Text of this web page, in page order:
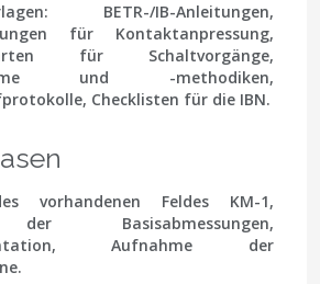
BETR-/IB-Anleitungen,
für Kontaktanpressung,
Karten für Schaltvorgänge,
und -methodiken,
Checklisten für die IBN.
vorhandenen Feldes KМ-1,
Basisabmessungen,
Aufnahme der